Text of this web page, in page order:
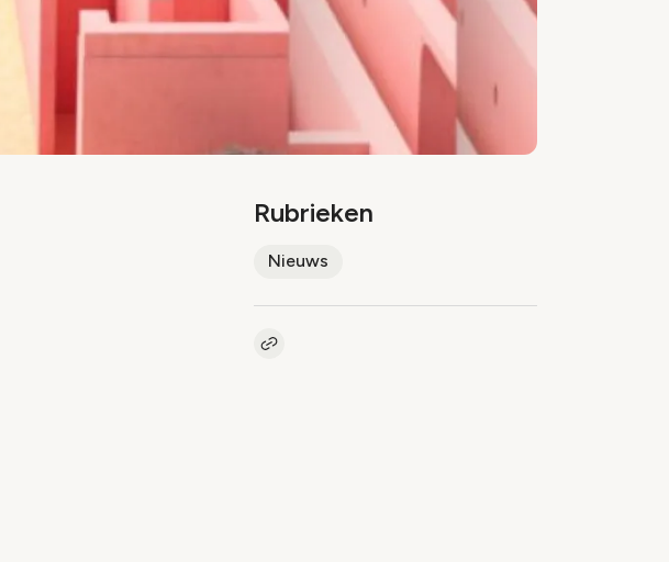
Rubrieken
Nieuws
Kopieer link naar artikel